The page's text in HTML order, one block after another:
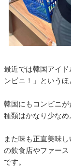
最近では韓国アイ
ンビニ！」というほ
韓国にもコンビニ
種類はかなり少なめ
また味も正直美味
の飲食店やファー
です。